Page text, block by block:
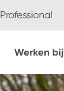
Professional
Werken bij